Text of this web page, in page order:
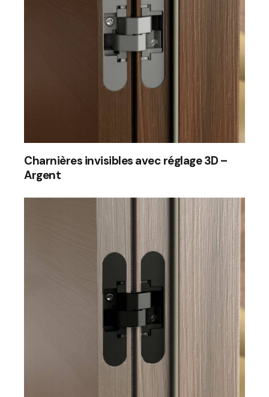
Charnières invisibles avec réglage 3D –
Argent